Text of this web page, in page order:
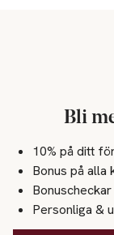
Bli
10% på ditt
Bonus på alla
Bonuscheckar
Personliga &